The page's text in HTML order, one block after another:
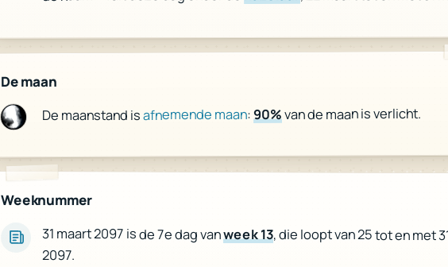
De maan
De maanstand isafnemende maan:90%van de maan is verlicht.
Weeknummer
31 maart 2097 is de 7e dag vanweek 13, die loopt van 25 tot en met
2097.